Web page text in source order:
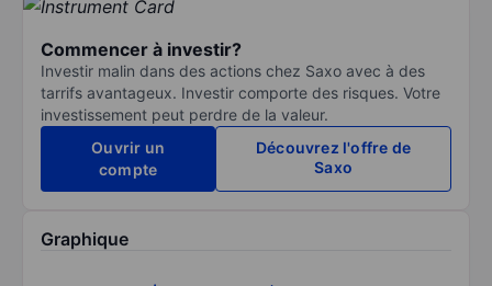
Commencer à investir?
Investir malin dans des actions chez Saxo avec à des
tarrifs avantageux. Investir comporte des risques. Votre
investissement peut perdre de la valeur.
Ouvrir un
compte
Découvrez l'offre de
Saxo
Graphique